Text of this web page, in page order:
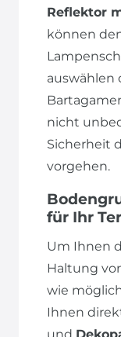
Reflektor
können
auswählen
nicht
Sicherheit
vorgehen.
für Ihr
Um Ihnen
Haltung
wie
Ihnen